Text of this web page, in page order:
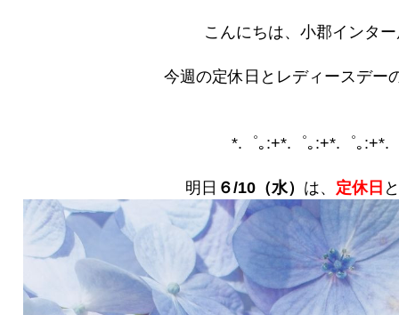
こんにちは、小郡インタ
今週の定休日とレディースデー
*.゜｡:+*.゜｡:+*.゜｡:+*.
明日 ６/10（水） は、 定休日